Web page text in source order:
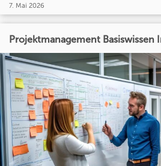
7. Mai 2026
Projektmanagement Basiswissen